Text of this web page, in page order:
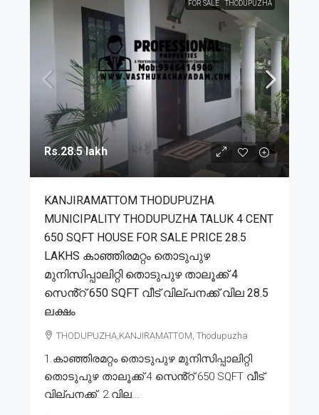
FOR SALE THODUPUZHA
Rs.28.5 lakh
KANJIRAMATTOM THODUPUZHA
MUNICIPALITY THODUPUZHA TALUK 4 CENT
650 SQFT HOUSE FOR SALE PRICE 28.5
LAKHS കാഞ്ഞിരമറ്റം തൊടുപുഴ
മുനിസിപ്പാലിറ്റി തൊടുപുഴ താലൂക്ക് 4
സെൻ്റ് 650 SQFT വീട് വില്പനക്ക് വില 28.5
ലക്ഷം
THODUPUZHA,KANJIRAMATTOM, Thodupuzha
1.കാഞ്ഞിരമറ്റം തൊടുപുഴ മുനിസിപ്പാലിറ്റി
തൊടുപുഴ താലൂക്ക് 4 സെൻ്റ് 650 SQFT വീട്
വില്പനക്ക്. 2.വില...